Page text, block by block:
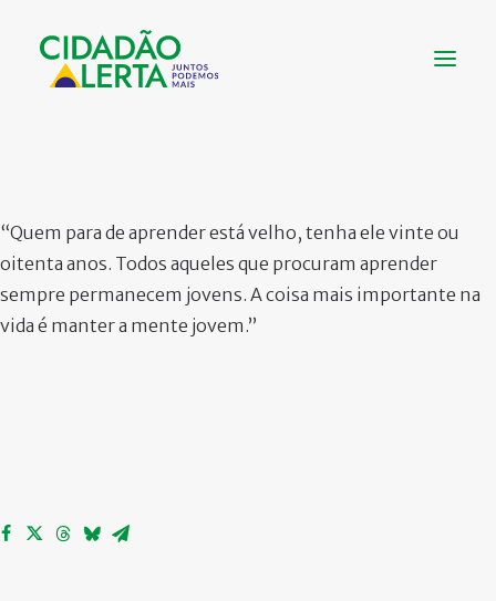
NOTÍCIAS
UTILIDADE
PARTICIPE
“Quem para de aprender está velho, tenha ele vinte ou
oitenta anos. Todos aqueles que procuram aprender
sempre permanecem jovens. A coisa mais importante na
vida é manter a mente jovem.”